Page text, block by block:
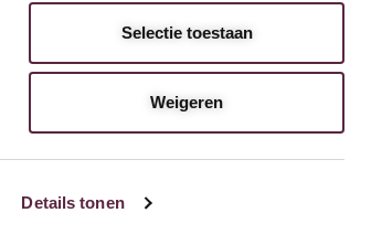
Details tonen
Selectie toestaan
Weigeren